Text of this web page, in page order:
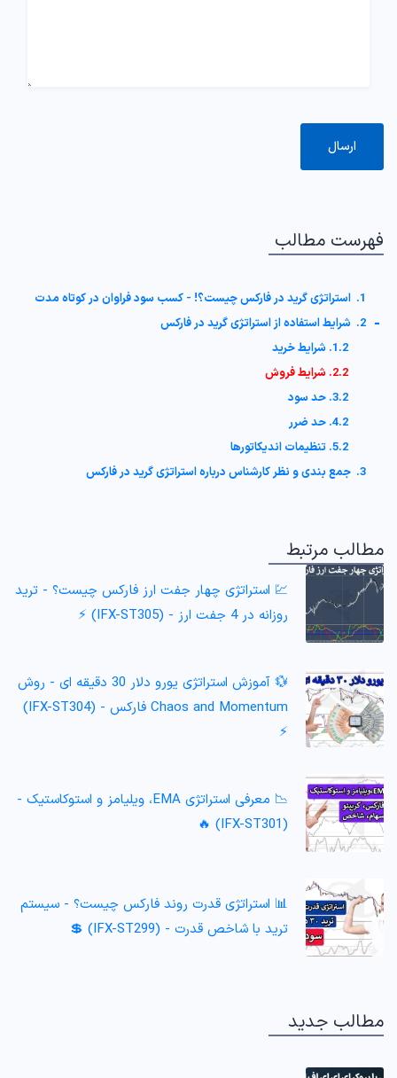
فهرست مطالب
1. استراتژی گرید در فارکس چیست؟! - کسب سود فراوان در کوتاه مدت
2. شرایط استفاده از استراتژی گرید در فارکس -
1.2. شرایط خرید
2.2. شرایط فروش
3.2. حد سود
4.2. حد ضرر
5.2. تنظیمات اندیکاتورها
3. جمع بندی و نظر کارشناس درباره استراتژی گرید در فارکس
مطالب مرتبط
💹 استراتژی چهار جفت ارز فارکس چیست؟ - ترید
روزانه در 4 جفت ارز - (IFX-ST305) ⚡️
💱 آموزش استراتژی یورو دلار 30 دقیقه ای - روش
Chaos and Momentum فارکس - (IFX-ST304)
⚡️
📉 معرفی استراتژی EMA، ویلیامز و استوکاستیک -
(IFX-ST301) 🔥
📊 استراتژی قدرت روند فارکس چیست؟ - سیستم
ترید با شاخص قدرت - (IFX-ST299) 💲
مطالب جدید